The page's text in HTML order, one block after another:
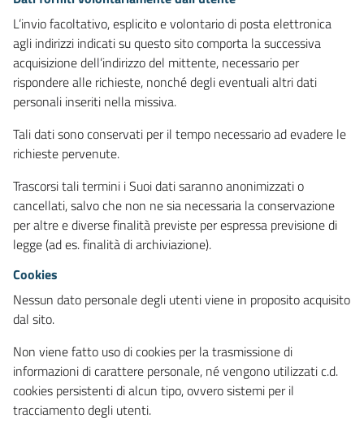
L’invio facoltativo, esplicito e volontario di posta elettronica
agli indirizzi indicati su questo sito comporta la successiva
acquisizione dell’indirizzo del mittente, necessario per
rispondere alle richieste, nonché degli eventuali altri dati
personali inseriti nella missiva.
Tali dati sono conservati per il tempo necessario ad evadere le
richieste pervenute.
Trascorsi tali termini i Suoi dati saranno anonimizzati o
cancellati, salvo che non ne sia necessaria la conservazione
per altre e diverse finalità previste per espressa previsione di
legge (ad es. finalità di archiviazione).
Cookies
Nessun dato personale degli utenti viene in proposito acquisito
dal sito.
Non viene fatto uso di cookies per la trasmissione di
informazioni di carattere personale, né vengono utilizzati c.d.
cookies persistenti di alcun tipo, ovvero sistemi per il
tracciamento degli utenti.